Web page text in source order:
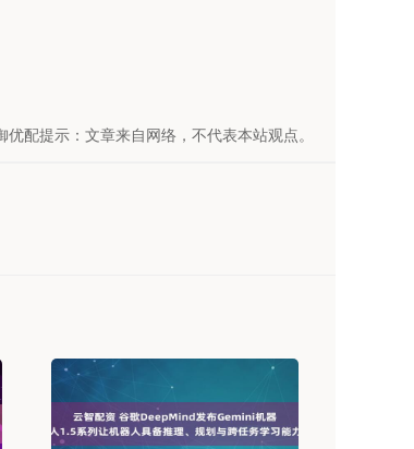
优配提示：文章来自网络，不代表本站观点。